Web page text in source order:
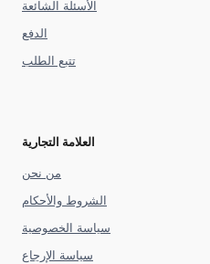
الأسئلة الشائعة
الدفع
تتبع الطلب
العلامة التجارية
من نحن
الشروط والأحكام
سياسة الخصوصية
سياسة الإرجاع